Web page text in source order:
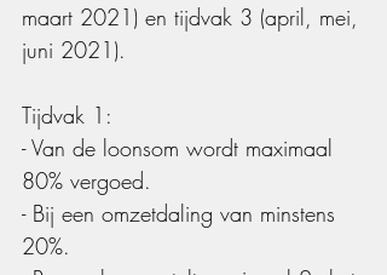
maart 2021) en tijdvak 3 (april, mei,
juni 2021).
Tijdvak 1:
- Van de loonsom wordt maximaal
80% vergoed.
- Bij een omzetdaling van minstens
20%.